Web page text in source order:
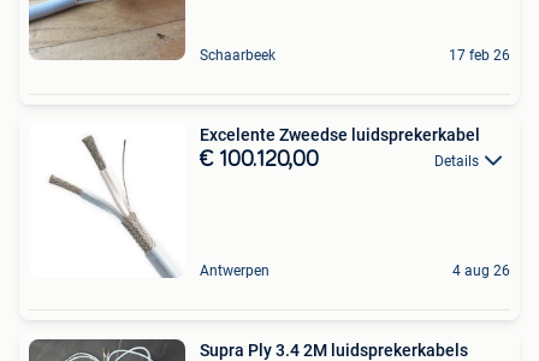
Schaarbeek 17 feb 26
Excelente Zweedse luidsprekerkabel
€ 100.120,00 Details
Antwerpen 4 aug 26
Supra Ply 3.4 2M luidsprekerkabels